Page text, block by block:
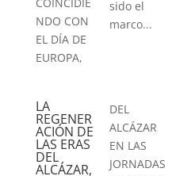
NDO CON
EL DÍA DE
EUROPA,
sido el
marco...
LA
REGENER
ACIÓN DE
LAS ERAS
DEL
ALCÁZAR,
DEL
ALCÁZAR
EN LAS
JORNADAS